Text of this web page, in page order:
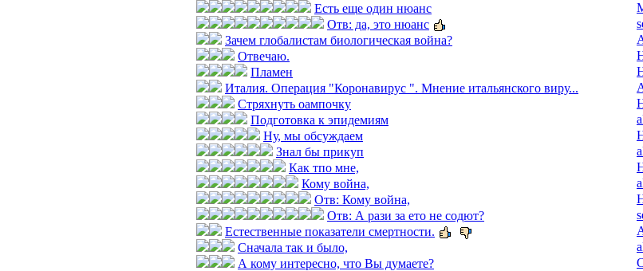
Есть еще один нюанс
Отв: да, это нюанс
Зачем глобалистам биологическая война?
Отвечаю.
Пламен
Италия. Операция "Коронавирус ". Мнение итальянского виру...
Стряхнуть оампочку
Подготовка к эпидемиям
Ну, мы обсуждаем
Знал бы прикуп
Как тпо мне,
Кому война,
Отв: Кому война,
Отв: А рази за ето не содют?
Естественные показатели смертности.
Сначала так и было,
А кому интересно, что Вы думаете?